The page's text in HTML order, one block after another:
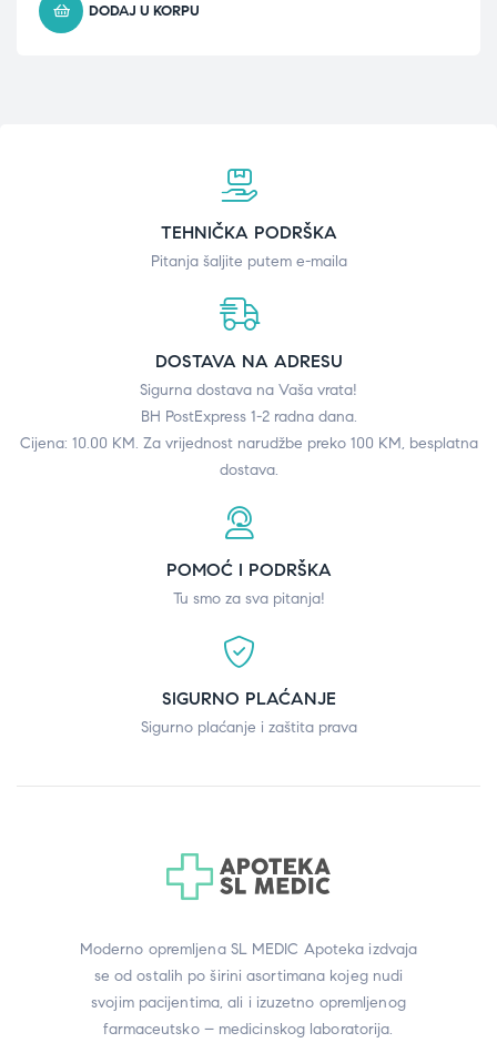
DODAJ U KORPU
TEHNIČKA PODRŠKA
Pitanja šaljite putem e-maila
DOSTAVA NA ADRESU
Sigurna dostava na Vaša vrata!
BH PostExpress 1-2 radna dana.
Cijena: 10.00 KM. Za vrijednost narudžbe preko 100 KM, besplatna
dostava.
POMOĆ I PODRŠKA
Tu smo za sva pitanja!
SIGURNO PLAĆANJE
Sigurno plaćanje i zaštita prava
Moderno opremljena SL MEDIC Apoteka izdvaja
se od ostalih po širini asortimana kojeg nudi
svojim pacijentima, ali i izuzetno opremljenog
farmaceutsko – medicinskog laboratorija.